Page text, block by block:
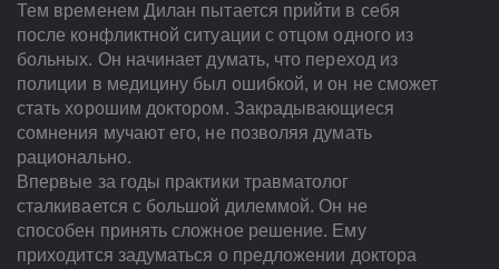
Тем временем Дилан пытается прийти в себя
после конфликтной ситуации с отцом одного из
больных. Он начинает думать, что переход из
полиции в медицину был ошибкой, и он не сможет
стать хорошим доктором. Закрадывающиеся
сомнения мучают его, не позволяя думать
рационально.
Впервые за годы практики травматолог
сталкивается с большой дилеммой. Он не
способен принять сложное решение. Ему
приходится задуматься о предложении доктора